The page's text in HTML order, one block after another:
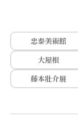
忠泰美術館
大屋根
藤本壯介展